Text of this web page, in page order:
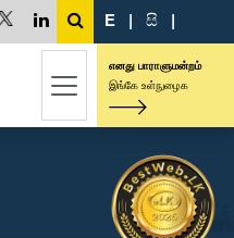
E | සි |
எனது பாராளுமன்றம்
இங்கே உள்நுழைக